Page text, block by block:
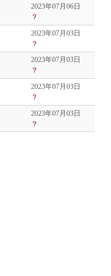
2023年07月06日
？
2023年07月03日
？
2023年07月03日
？
2023年07月03日
？
2023年07月03日
？